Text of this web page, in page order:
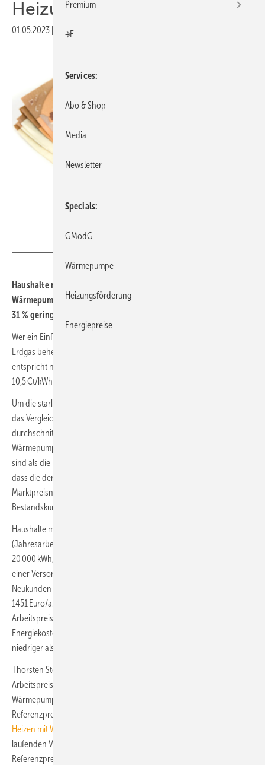
Heizung
01.05.2023 Druckvorschau
Haushalte mit einer effizient arbeitenden Heizungs-
Wärmepumpe haben gegenüber einer Gas-Heizung aktuell rund
31 % geringere Energiekosten für das Heizen.
Wer ein Einfamilienhaus mit einem Jahresverbrauch von 20 000 kWh
Erdgas beheizt, bezahlt als Neukunde aktuell rund 2100 Euro/a – das
entspricht nach einer Analyse von Verivox einem Gaspreis von rund
10,5 Ct/kWh.
Um die starken Preissteigerungen der Vergangenheit zu glätten, hat
das Vergleichsportal für die aktuellen Berechnungen die
durchschnittlichen Neukundenpreise für Erdgas und
Wärmepumpenstrom berücksichtigt, die derzeit deutlich günstiger
sind als die Preise vieler Bestandskunden. Verivox geht davon aus,
dass die derzeitigen Neukundenpreise das mittelfristige
Marktpreisniveau besser als die aktuell noch teuren Preise der
Bestandskundentarife abbilden.
Haushalte mit einer effizient arbeitenden Heizungs-Wärmepumpe
(Jahresarbeitszahl JAZ = 4) benötigen für die Bereitstellung von
20 000 kWh/a Wärme insgesamt 5000 kWh Wärmepumpenstrom. Bei
einer Versorgung zum bundesweiten Durchschnittspreis für
Neukunden (Stand Mitte April 2023) lägen die Kosten dafür bei
1451 Euro/a. Der durchschnittliche Grundpreis beträgt 114 Euro/a, der
Arbeitspreis liegt im Schnitt bei 26,78 Ct/kWh. Die Gesamt-
Energiekosten für die Wärmepumpe sind in diesem Fall rund 31 %
niedriger als die Gaskosten für Neukunden.
Thorsten Storck, Energieexperte bei Verivox: „Der durchschnittliche
Arbeitspreis der günstigsten verfügbaren Angebote für
Wärmepumpen liegt mit knapp 27 Ct/kWh bereits jetzt unter dem
Referenzpreis von 28 Ct/kWh der geplanten
Heizen mit Wärmepumpen
laufenden Verträgen und Arbeitspreisen über dem geplanten
Referenzpreis von 28 Ct/kWh greifen.
Premium
+E
Services
Abo & Shop
Media
Newsletter
Specials
GModG
Wärmepumpe
Heizungsförderung
Energiepreise